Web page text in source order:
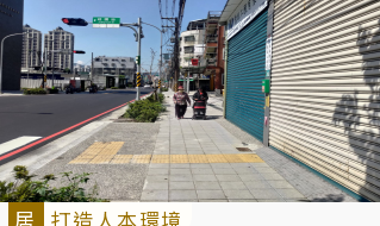
居 打造人本環境